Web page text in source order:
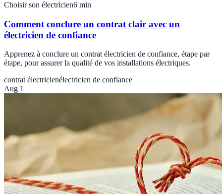
Choisir son électricien6 min
Comment conclure un contrat clair avec un
électricien de confiance
Apprenez à conclure un contrat électricien de confiance, étape par
étape, pour assurer la qualité de vos installations électriques.
contrat électricienélectricien de confiance
Aug 1